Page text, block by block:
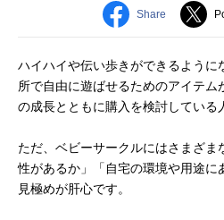
Share
ハイハイや伝い歩きができるように
所で自由に遊ばせるためのアイテム
の成長とともに購入を検討している
ただ、ベビーサークルにはさまざ
性があるか」「自宅の環境や用途に
見極めが肝心です。